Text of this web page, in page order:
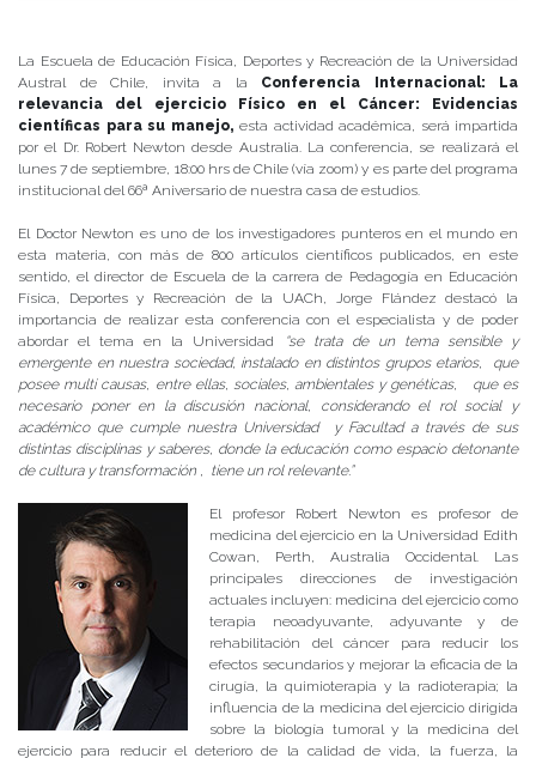
La Escuela de Educación Física, Deportes y Recreación de la Universidad
Austral de Chile, invita a la Conferencia Internacional: La
relevancia del ejercicio Físico en el Cáncer: Evidencias
científicas para su manejo, esta actividad académica, será impartida
por el Dr. Robert Newton desde Australia. La conferencia, se realizará el
lunes 7 de septiembre, 18:00 hrs de Chile (vía zoom) y es parte del programa
institucional del 66ª Aniversario de nuestra casa de estudios.
El Doctor Newton es uno de los investigadores punteros en el mundo en
esta materia, con más de 800 artículos científicos publicados, en este
sentido, el director de Escuela de la carrera de Pedagogía en Educación
Física, Deportes y Recreación de la UACh, Jorge Flández destacó la
importancia de realizar esta conferencia con el especialista y de poder
abordar el tema en la Universidad
“se trata de un tema sensible y
emergente en nuestra sociedad, instalado en distintos grupos etarios, que
posee multi causas, entre ellas, sociales, ambientales y genéticas, que es
necesario poner en la discusión nacional, considerando el rol social y
académico que cumple nuestra Universidad y Facultad a través de sus
distintas disciplinas y saberes, donde la educación como espacio detonante
de cultura y transformación , tiene un rol relevante.”
El profesor Robert Newton es profesor de
medicina del ejercicio en la Universidad Edith
Cowan, Perth, Australia Occidental. Las
principales direcciones de investigación
actuales incluyen: medicina del ejercicio como
terapia neoadyuvante, adyuvante y de
rehabilitación del cáncer para reducir los
efectos secundarios y mejorar la eficacia de la
cirugía, la quimioterapia y la radioterapia; la
influencia de la medicina del ejercicio dirigida
sobre la biología tumoral y la medicina del
ejercicio para reducir el deterioro de la calidad de vida, la fuerza, la